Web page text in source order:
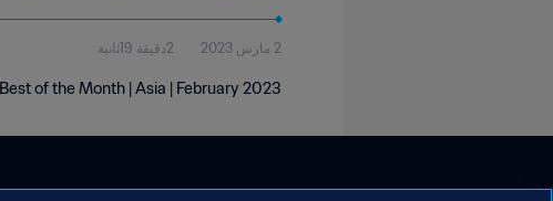
2 مارس 2023 2دقيقة 19ثانية
Best of the Month | Asia | February 2023